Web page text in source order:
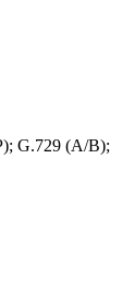
G.729 (A/B);